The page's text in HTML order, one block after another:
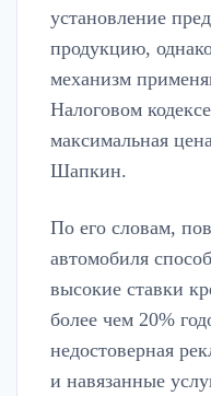
установление
продукцию,
механизм
Налоговом
максимальная
Шапкин.
По его словам,
автомобиля
высокие ставки
более чем 20%
недостоверная
и навязанные